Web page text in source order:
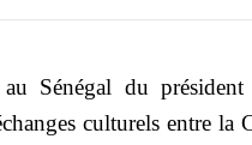
Sénégal du
culturels entre la